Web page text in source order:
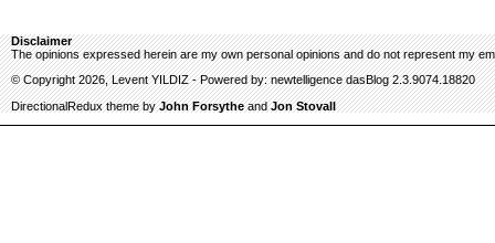
Disclaimer
The opinions expressed herein are my own personal opinions and do not represent my
© Copyright 2026, Levent YILDIZ - Powered by: newtelligence dasBlog 2.3.9074.18820
DirectionalRedux theme byJohn ForsytheandJon Stovall